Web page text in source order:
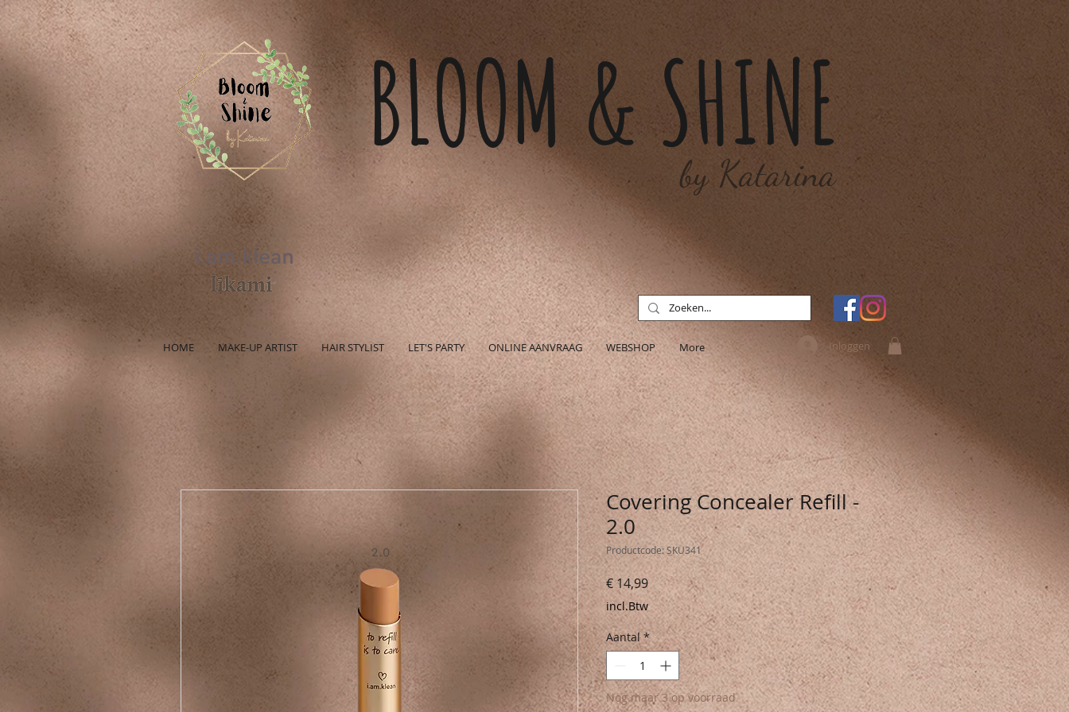
BLOOM & SHINE
by Katarina
Inloggen
HOME MAKE-UP ARTIST HAIR STYLIST LET'S PARTY ONLINE AANVRAAG WEBSHOP More
Covering Concealer Refill -
2.0
Productcode: SKU341
€ 14,99Prijs
incl.Btw
Aantal *
Nog maar 3 op voorraad